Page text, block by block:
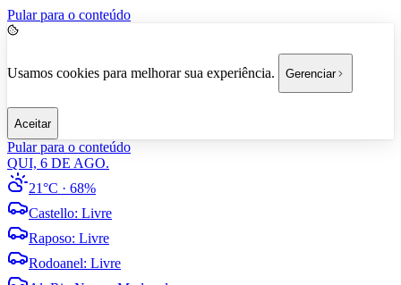
Pular para o conteúdo
Usamos cookies para melhorar sua experiência. Gerenciar
Aceitar
Pular para o conteúdo
QUI, 6 DE AGO.
21°C · 68%
Castello: Livre
Raposo: Livre
Rodoanel: Livre